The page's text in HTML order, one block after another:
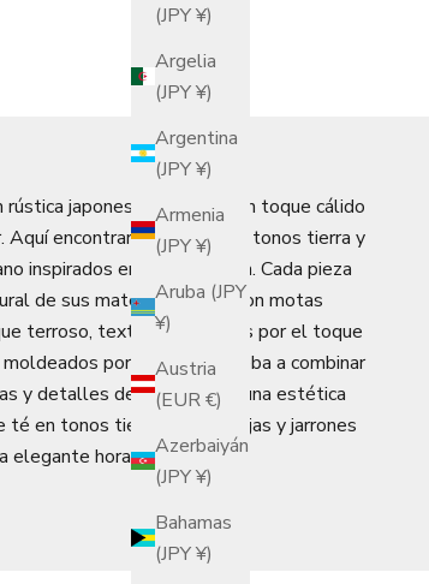
(JPY ¥)
Argelia
(JPY ¥)
Argentina
(JPY ¥)
Armenia
(JPY ¥)
Aruba (JPY
¥)
Austria
(EUR €)
Azerbaiyán
(JPY ¥)
Bahamas
(JPY ¥)
japonesa para darle un toque cálido
Aquí encontrarás paletas de tonos tierra y
inspirados en la naturaleza. Cada pieza
de sus materiales: gres con motas
terroso, texturas marcadas por el toque
por la llama. Prueba a combinar
y detalles de bambú para una estética
té en tonos tierra con bandejas y jarrones
elegante hora del té.